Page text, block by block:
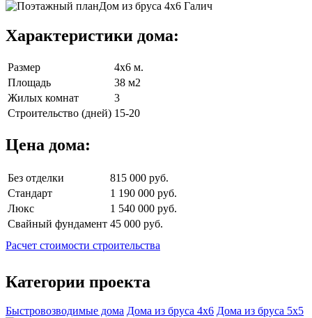
Характеристики дома:
Размер
4х6 м.
Площадь
38 м2
Жилых комнат
3
Строительство (дней) 15-20
Цена дома:
Без отделки
815 000 руб.
Стандарт
1 190 000 руб.
Люкс
1 540 000 руб.
Свайный фундамент 45 000 руб.
Расчет стоимости строительства
Категории проекта
Быстровозводимые дома Дома из бруса 4х6 Дома из бруса 5х5